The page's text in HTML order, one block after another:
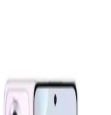
Karşılaştırması: